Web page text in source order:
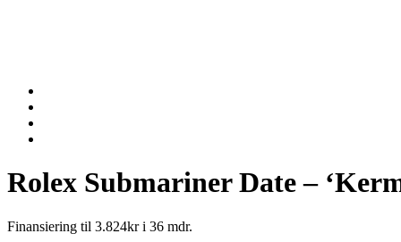
Rolex Submariner Date –
Finansiering til 3.824kr i 36 mdr.